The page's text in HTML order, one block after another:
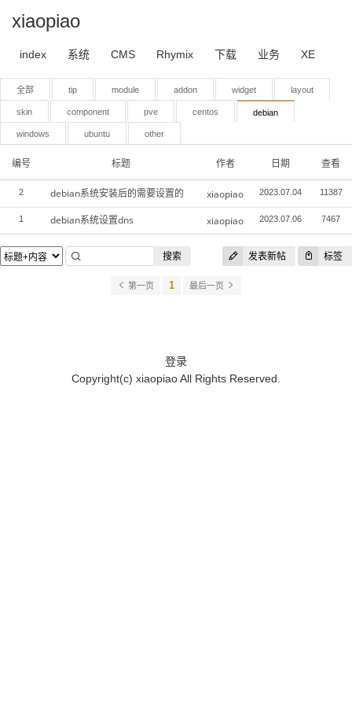
xiaopiao
index 系统 CMS Rhymix 下载 业务 XE
全部 tip module addon widget layout
skin component pve centos debian
windows ubuntu other
编号 标题 作者 日期 查看
2 debian系统安装后的需要设置的 xiaopiao 2023.07.04 11387
1 debian系统设置dns xiaopiao 2023.07.06 7467
发表新帖 标签
搜索
第一页 1 最后一页
登录
Copyright(c) xiaopiaoAll Rights Reserved.